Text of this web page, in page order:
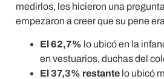
medirlos, les hicieron una
empezaron a creer que su pene
El 62,7% lo ubicó en la
en vestuarios, duchas del
El 37,3% restante lo ubicó